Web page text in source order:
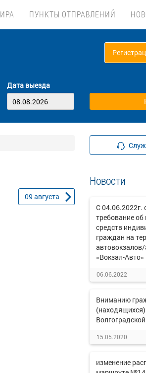
ПУНКТЫ ОТПРАВЛЕНИЙ
Дата выезда
09 августа
Новости
С 04.06.2022г.
требование
средств
граждан на
«Вокзал-Авто»
06.06.2022
Вниманию
15.05.2020
изменение